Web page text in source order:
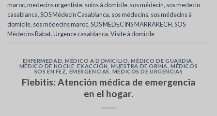
maroc,medecins urgentiste, soins à domicile, sos médecin, sos medecin
casablanca,SOS Médecin Casablanca, sos médecins, sos médecins à
domicile, sos médecins maroc,SOS MÉDECINS MARRAKECH,SOS
Médecins Rabat,Urgence casablanca,Visite à domicile
ENFERMEDAD ,MÉDICO A DOMICILIO ,MÉDICO DE GUARDIA
MÉDICO DE NOCHE ,EXACCIÓN ,MUESTRA DE ORINA ,MÉDICOS
SOS EN FEZ
EMERGENCIAS MÉDICOS DE URGENCIAS
Flebitis: Atención médica de emergencia
en el hogar.